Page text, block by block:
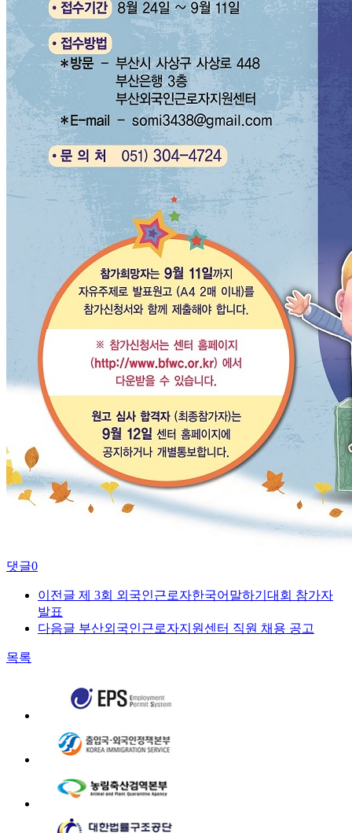
댓글0
이전글 제 3회 외국인근로자한국어말하기대회 참가자
발표
다음글 부산외국인근로자지원센터 직원 채용 공고
목록